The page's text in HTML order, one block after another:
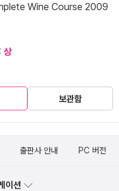
Wine Course 2009
상
보관함
출판사 안내 PC 버전
이션